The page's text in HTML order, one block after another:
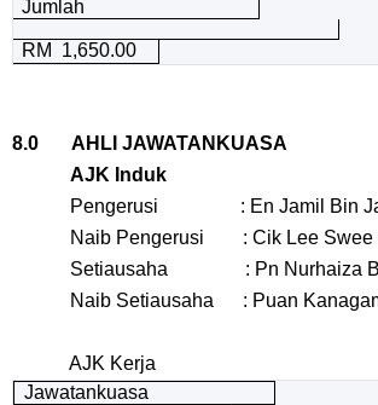
Jumlah
RM 1,650.00
8.0 AHLI JAWATANKUASA
AJK Induk
Pengerusi : En Jamil Bin
Naib Pengerusi : Cik Lee Swee
Setiausaha : Pn Nurhaiza Bt
Naib Setiausaha : Puan
AJK Kerja
Jawatankuasa